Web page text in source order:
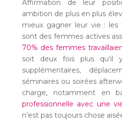
Affirmation de leur
ambition de plus en plus
mieux gagner leur vie : les
sont des femmes actives
70% des femmes
soit deux fois plus qu’il
supplémentaires,
séminaires ou soirées
charge, notamment en
professionnelle avec une
n’est pas toujours chose